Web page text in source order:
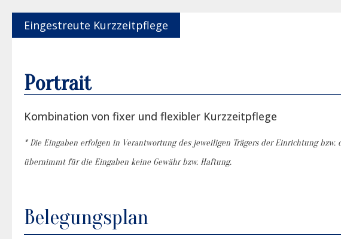
Eingestreute Kurzzeitpflege
Portrait
Kombination von fixer und flexibler Kurzzeitpflege
* Die Eingaben erfolgen in Verantwortung des jeweiligen Trägers der Einrichtung bzw.
übernimmt für die Eingaben keine Gewähr bzw. Haftung.
Belegungsplan